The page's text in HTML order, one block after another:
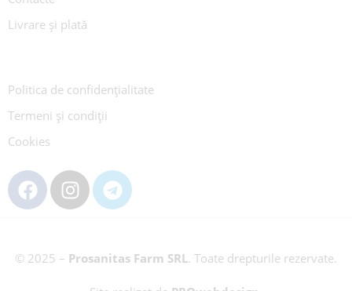
Livrare și plată
Politica de confidențialitate
Termeni și condiții
Cookies
© 2025 – Prosanitas Farm SRL. Toate drepturile rezervate.